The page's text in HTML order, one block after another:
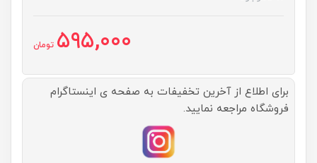
595,000 تومان
برای اطلاع از آخرین تخفیفات به صفحه ی اینستاگرام
فروشگاه مراجعه نمایید.